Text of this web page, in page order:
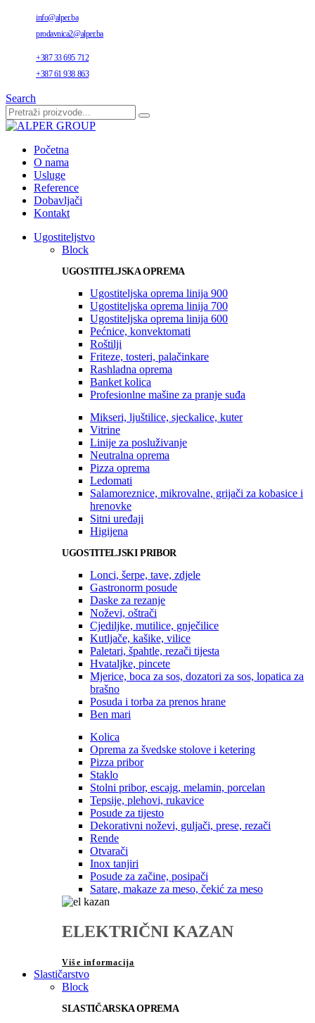
info@alper.ba
prodavnica2@alper.ba
+387 33 695 712
+387 61 938 863
Search
Početna
O nama
Usluge
Reference
Dobavljači
Kontakt
Ugostiteljstvo
Block
UGOSTITELJSKA OPREMA
Ugostiteljska oprema linija 900
Ugostiteljska oprema linija 700
Ugostiteljska oprema linija 600
Pećnice, konvektomati
Roštilji
Friteze, tosteri, palačinkare
Rashladna oprema
Banket kolica
Profesionlne mašine za pranje suđa
Mikseri, ljuštilice, sjeckalice, kuter
Vitrine
Linije za posluživanje
Neutralna oprema
Pizza oprema
Ledomati
Salamoreznice, mikrovalne, grijači za kobasice i
hrenovke
Sitni uređaji
Higijena
UGOSTITELJSKI PRIBOR
Lonci, šerpe, tave, zdjele
Gastronorm posude
Daske za rezanje
Noževi, oštrači
Cjediljke, mutilice, gnječilice
Kutljače, kašike, vilice
Paletari, špahtle, rezači tijesta
Hvataljke, pincete
Mjerice, boca za sos, dozatori za sos, lopatica za
brašno
Posuda i torba za prenos hrane
Ben mari
Kolica
Oprema za švedske stolove i ketering
Pizza pribor
Staklo
Stolni pribor, escajg, melamin, porcelan
Tepsije, plehovi, rukavice
Posude za tijesto
Dekorativni noževi, guljači, prese, rezači
Rende
Otvarači
Inox tanjiri
Posude za začine, posipači
Satare, makaze za meso, čekić za meso
ELEKTRIČNI KAZAN
Više informacija
Slastičarstvo
Block
SLASTIČARSKA OPREMA